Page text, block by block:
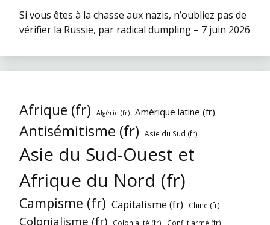
Si vous êtes à la chasse aux nazis, n’oubliez pas de
vérifier la Russie, par radical dumpling – 7 juin 2026
Afrique (fr) Algérie (fr) Amérique latine (fr)
Antisémitisme (fr) Asie du Sud (fr)
Asie du Sud-Ouest et
Afrique du Nord (fr)
Campisme (fr) Capitalisme (fr) Chine (fr)
Colonialisme (fr) Colonialité (fr) Conflit armé (fr)